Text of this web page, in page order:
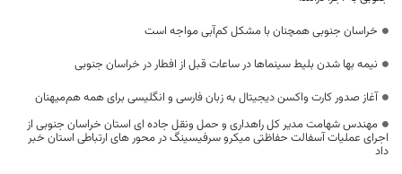
خراسان جنوبی همچنان با مشکل کم‌آبی مواجه است
نیمه بها شدن بلیط سینماها در ساعات قبل از افطار در خراسان جنوبی
آغاز صدور کارت واکسن دیجیتال به زبان فارسی و انگلیسی برای همه هم‌میهنان
مهندس شهامت مدیر کل راهداری و حمل ونقل جاده ای استان خراسان جنوبی از
اجرای عملیات آسفالت حفاظتی میکرو سرفیسینگ در محور های ارتباطی استان خبر
داد